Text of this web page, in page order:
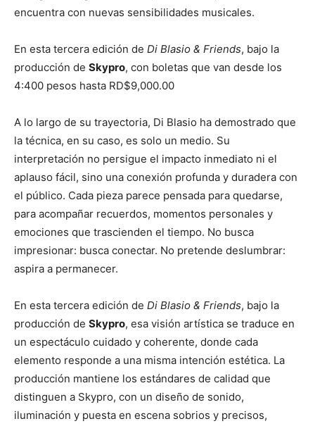
encuentra con nuevas sensibilidades musicales.
En esta tercera edición de Di Blasio & Friends, bajo la
producción de Skypro, con boletas que van desde los
4:400 pesos hasta RD$9,000.00
A lo largo de su trayectoria, Di Blasio ha demostrado que
la técnica, en su caso, es solo un medio. Su
interpretación no persigue el impacto inmediato ni el
aplauso fácil, sino una conexión profunda y duradera con
el público. Cada pieza parece pensada para quedarse,
para acompañar recuerdos, momentos personales y
emociones que trascienden el tiempo. No busca
impresionar: busca conectar. No pretende deslumbrar:
aspira a permanecer.
En esta tercera edición de Di Blasio & Friends, bajo la
producción de Skypro, esa visión artística se traduce en
un espectáculo cuidado y coherente, donde cada
elemento responde a una misma intención estética. La
producción mantiene los estándares de calidad que
distinguen a Skypro, con un diseño de sonido,
iluminación y puesta en escena sobrios y precisos,